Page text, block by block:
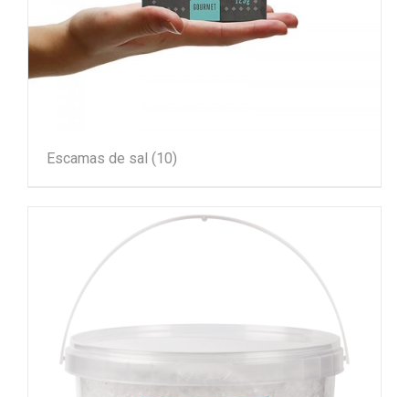
Escamas de sal (10)